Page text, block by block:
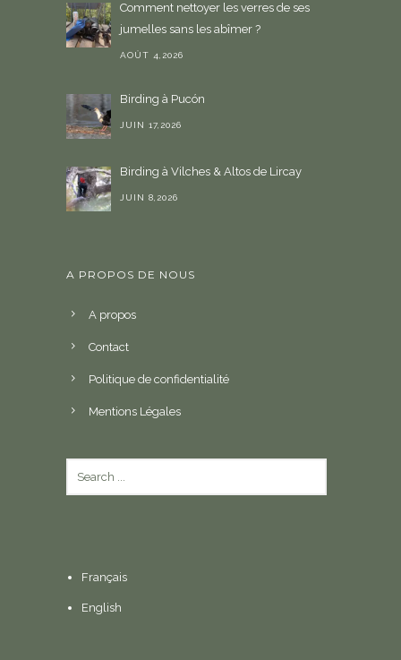
n
g
Comment nettoyer les verres de ses
jumelles sans les abîmer ?
AOÛT 4,2026
Birding à Pucón
JUIN 17,2026
Birding à Vilches & Altos de Lircay
JUIN 8,2026
A PROPOS DE NOUS
A propos
Contact
Politique de confidentialité
Mentions Légales
Français
English